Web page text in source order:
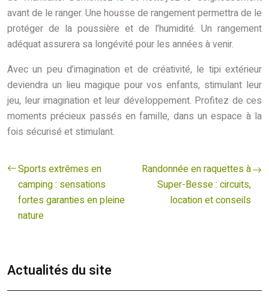
avant de le ranger. Une housse de rangement permettra de le
protéger de la poussière et de l’humidité. Un rangement
adéquat assurera sa longévité pour les années à venir.
Avec un peu d’imagination et de créativité, le tipi extérieur
deviendra un lieu magique pour vos enfants, stimulant leur
jeu, leur imagination et leur développement. Profitez de ces
moments précieux passés en famille, dans un espace à la
fois sécurisé et stimulant.
Sports extrêmes en
camping : sensations
fortes garanties en pleine
nature
Randonnée en raquettes à
Super-Besse : circuits,
location et conseils
Actualités du site